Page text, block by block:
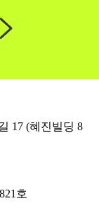
17 (혜진빌딩 8
호